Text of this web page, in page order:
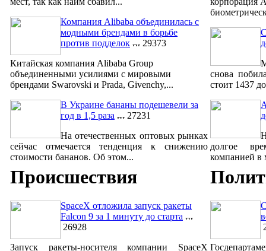
Компания Alibaba объединилась с
модными брендами в борьбе
против подделок
29373
Китайская компания Alibaba Group
объединенными усилиями с мировыми
брендами Swarovski и Prada, Givenchy,...
В Украине бананы подешевели за
год в 1,5 раза
27231
На отечественных оптовых рынках
сейчас отмечается тенденция к снижению
стоимости бананов. Об этом...
снова
стоит 1437
долгое
компанией в
Происшествия
SpaceX отложила запуск ракеты
Falcon 9 за 1 минуту до старта
26928
Запуск ракеты-носителя компании SpaceX